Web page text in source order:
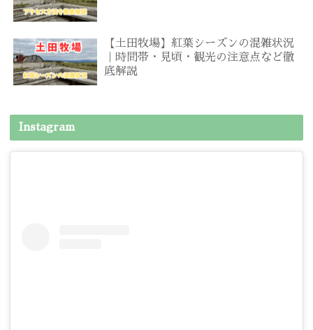
【土田牧場】紅葉シーズンの混雑状況
｜時間帯・見頃・観光の注意点など徹
底解説
Instagram